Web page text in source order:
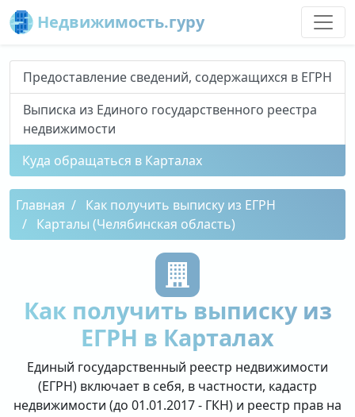
Недвижимость.гуру
Предоставление сведений, содержащихся в ЕГРН
Выписка из Единого государственного реестра
недвижимости
Куда обращаться в Карталах
Главная
Как получить выписку из ЕГРН
Карталы (Челябинская область)
Как получить выписку из
ЕГРН в Карталах
Единый государственный реестр недвижимости
(ЕГРН) включает в себя, в частности, кадастр
недвижимости (до 01.01.2017 - ГКН) и реестр прав на